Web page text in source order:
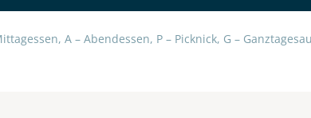
A – Abendessen, P – Picknick, G –